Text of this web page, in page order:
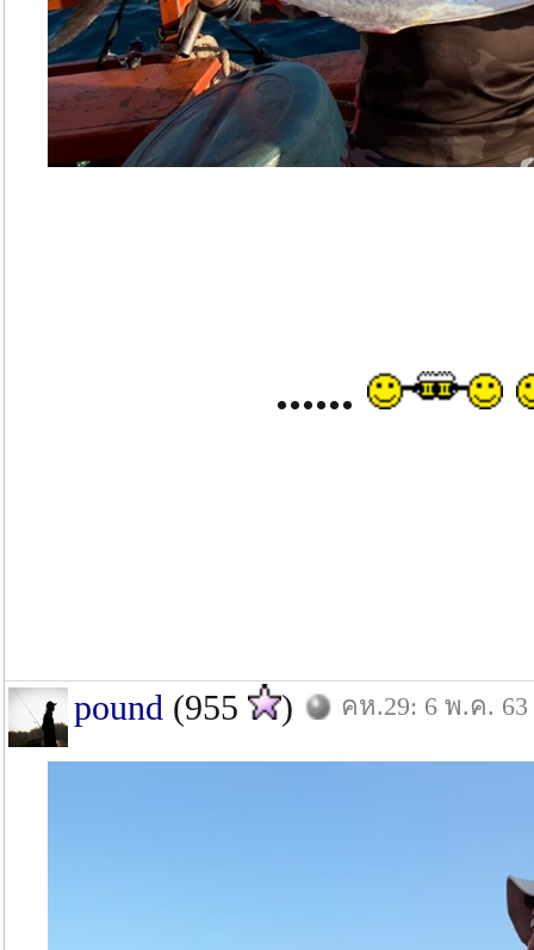
......
pound (955 ) คห.29: 6 พ.ค. 63